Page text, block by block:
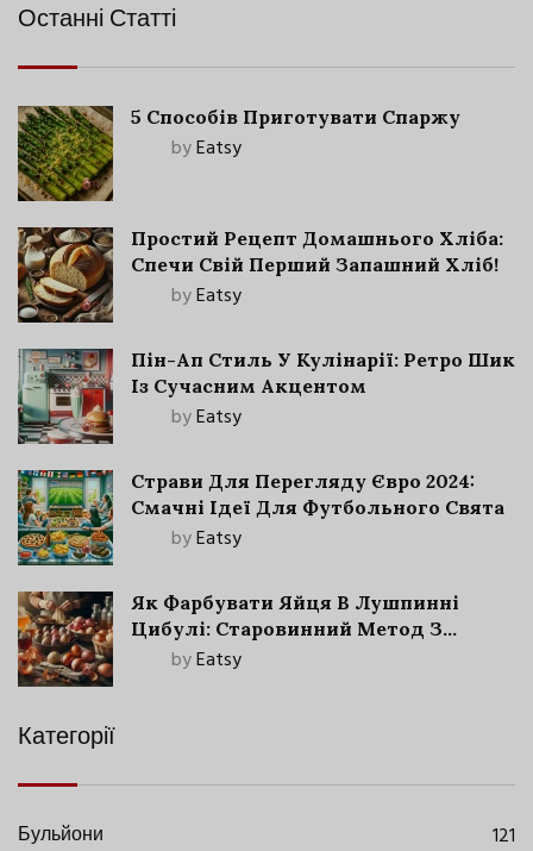
Останні Статті
5 Способів Приготувати Спаржу
byEatsy
Простий Рецепт Домашнього Хліба:
Спечи Свій Перший Запашний Хліб!
byEatsy
Пін-Ап Стиль У Кулінарії: Ретро Шик
Із Сучасним Акцентом
byEatsy
Страви Для Перегляду Євро 2024:
Смачні Ідеї Для Футбольного Свята
byEatsy
Як Фарбувати Яйця В Лушпинні
Цибулі: Старовинний Метод З
Сучасними Нюансами
byEatsy
Категорії
Бульйони
121